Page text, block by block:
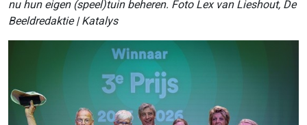
nu hun eigen (speel)tuin beheren. Foto Lex van Lieshout, De
Beeldredaktie | Katalys